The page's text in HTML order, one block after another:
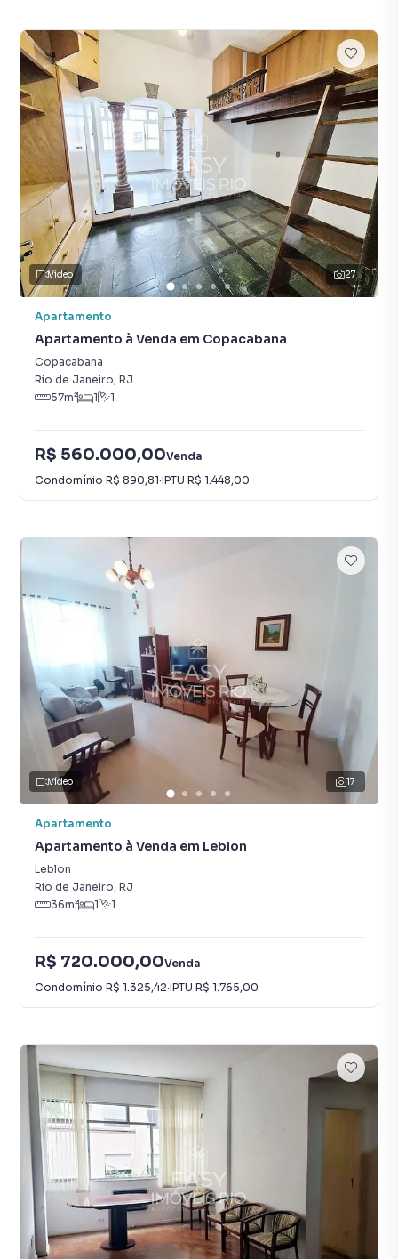
27
Vídeo
Apartamento
Apartamento à Venda em Copacabana
Copacabana
Rio de Janeiro, RJ
57m² 1 1
R$ 560.000,00Venda
Condomínio R$ 890,81·IPTU R$ 1.448,00
17
Vídeo
Apartamento
Apartamento à Venda em Leblon
Leblon
Rio de Janeiro, RJ
36m² 1 1
R$ 720.000,00Venda
Condomínio R$ 1.325,42·IPTU R$ 1.765,00